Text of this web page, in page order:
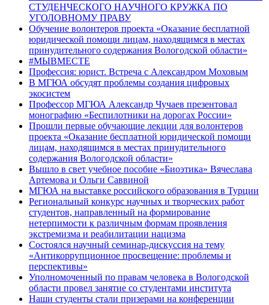
СТУДЕНЧЕСКОГО НАУЧНОГО КРУЖКА ПО
УГОЛОВНОМУ ПРАВУ
Обучение волонтеров проекта «Оказание бесплатной
юридической помощи лицам, находящимся в местах
принудительного содержания Вологодской области»
#МЫВМЕСТЕ
Профессия: юрист. Встреча с Александром Моховым
В МГЮА обсудят проблемы создания цифровых
экосистем
Профессор МГЮА Александр Чучаев презентовал
монографию «Беспилотники на дорогах России»
Прошли первые обучающие лекции для волонтеров
проекта «Оказание бесплатной юридической помощи
лицам, находящимся в местах принудительного
содержания Вологодской области»
Вышло в свет учебное пособие «Биоэтика» Вячеслава
Артемова и Ольги Саввиной
МГЮА на выставке российского образования в Турции
Региональный конкурс научных и творческих работ
студентов, направленный на формирование
нетерпимости к различным формам проявления
экстремизма и реабилитации нацизма
Состоялся научный семинар-дискуссия на тему
«Антикоррупционное просвещение: проблемы и
перспективы»
Уполномоченный по правам человека в Вологодской
области провел занятие со студентами института
Наши студенты стали призерами на конференции